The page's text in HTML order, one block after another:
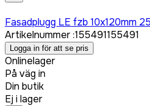
Fasadplugg LE fzb 10x120mm
Artikelnummer:155491155491
Logga in för att se pris
Onlinelager
På väg in
Din butik
Ej i lager